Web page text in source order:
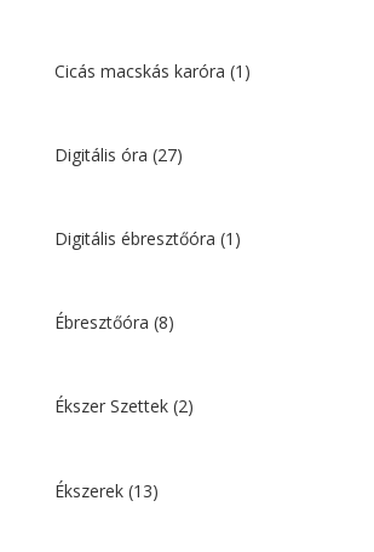
Cicás macskás karóra (1)
Digitális óra (27)
Digitális ébresztőóra (1)
Ébresztőóra (8)
Ékszer Szettek (2)
Ékszerek (13)